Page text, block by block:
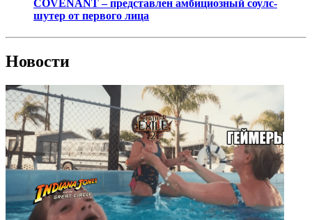
COVENANT – представлен амбициозный соулс-
шутер от первого лица
Новости